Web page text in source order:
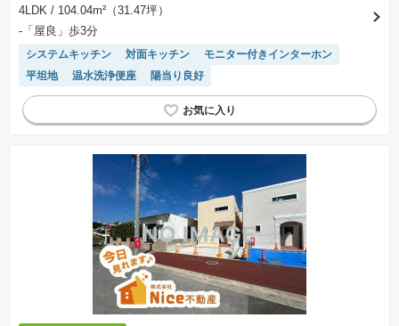
4LDK / 104.04m²（31.47坪）
-「屋良」歩3分
システムキッチン 対面キッチン
モニター付きインターホン
平坦地
温水洗浄便座 陽当り良好